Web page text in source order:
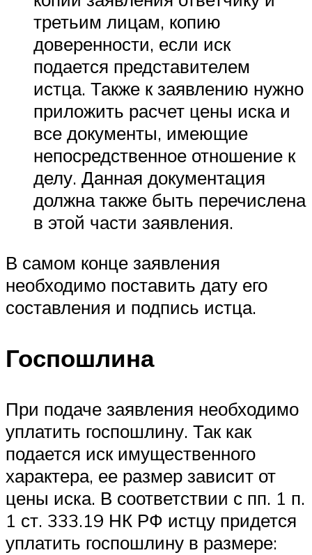
третьим лицам, копию
доверенности, если иск
подается представителем
истца. Также к заявлению нужно
приложить расчет цены иска и
все документы, имеющие
непосредственное отношение к
делу. Данная документация
должна также быть перечислена
в этой части заявления.
В самом конце заявления
необходимо поставить дату его
составления и подпись истца.
Госпошлина
При подаче заявления необходимо
уплатить госпошлину. Так как
подается иск имущественного
характера, ее размер зависит от
цены иска. В соответствии с пп. 1 п.
1 ст. 333.19 НК РФ истцу придется
уплатить госпошлину в размере: